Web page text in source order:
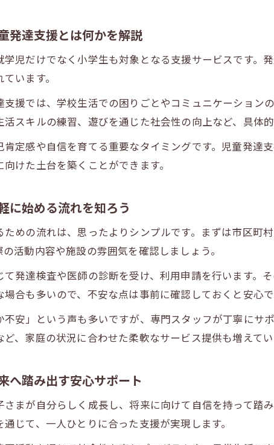
日常生活に活かせる児童
児童発達支援における地域と
家族が担う児童発達支援
保護者ネットワークと児
発達支援とは何かを解説
学児だけでなく小学生も対象となる支援サービスです
います。
援では、学校生活での困りごとやコミュニケーション
スキルの練習、遊びを通じた社会性の向上など、具体的
定感や自信を育てる重要なタイミングです。児童発達
けた土台を築くことができます。
に始める流れを知ろう
ための流れは、思ったよりシンプルです。まずは市区町
活動内容や施設の雰囲気を確認しましょう。
発達検査や医師の診断を受け、利用申請を行います。
合も多いので、不安な点は事前に確認しておくと安心で
不安」という声も多いですが、専門スタッフが丁寧に
、家庭の状況に合わせた柔軟なサービス提供も増えてい
へ踏み出す安心サポート
さまが自分らしく成長し、将来に向けて自信を持って踏
じて、一人ひとりに合った支援が実現します。
空き確認・見学予
空き確認・見学予